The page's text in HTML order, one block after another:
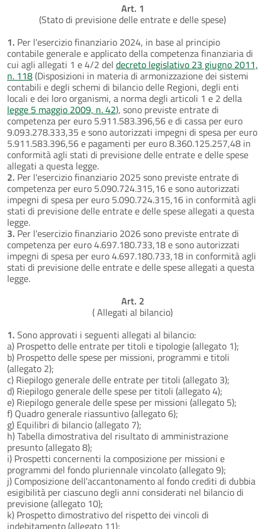
Art. 1
(Stato di previsione delle entrate e delle spese)
1. Per l'esercizio finanziario 2024, in base al principio
contabile generale e applicato della competenza finanziaria di
cui agli allegati 1 e 4/2 del decreto legislativo 23 giugno 2011,
n. 118(Disposizioni in materia di armonizzazione dei sistemi
contabili e degli schemi di bilancio delle Regioni, degli enti
locali e dei loro organismi, a norma degli articoli 1 e 2 della
legge 5 maggio 2009, n. 42), sono previste entrate di
competenza per euro 5.911.583.396,56 e di cassa per euro
9.093.278.333,35 e sono autorizzati impegni di spesa per euro
5.911.583.396,56 e pagamenti per euro 8.360.125.257,48 in
conformità agli stati di previsione delle entrate e delle spese
allegati a questa legge.
2. Per l'esercizio finanziario 2025 sono previste entrate di
competenza per euro 5.090.724.315,16 e sono autorizzati
impegni di spesa per euro 5.090.724.315,16 in conformità agli
stati di previsione delle entrate e delle spese allegati a questa
legge.
3. Per l'esercizio finanziario 2026 sono previste entrate di
competenza per euro 4.697.180.733,18 e sono autorizzati
impegni di spesa per euro 4.697.180.733,18 in conformità agli
stati di previsione delle entrate e delle spese allegati a questa
legge.
Art. 2
( Allegati al bilancio)
1. Sono approvati i seguenti allegati al bilancio:
a) Prospetto delle entrate per titoli e tipologie (allegato 1);
b) Prospetto delle spese per missioni, programmi e titoli
(allegato 2);
c) Riepilogo generale delle entrate per titoli (allegato 3);
d) Riepilogo generale delle spese per titoli (allegato 4);
e) Riepilogo generale delle spese per missioni (allegato 5);
f) Quadro generale riassuntivo (allegato 6);
g) Equilibri di bilancio (allegato 7);
h) Tabella dimostrativa del risultato di amministrazione
presunto (allegato 8);
i) Prospetti concernenti la composizione per missioni e
programmi del fondo pluriennale vincolato (allegato 9);
j) Composizione dell'accantonamento al fondo crediti di dubbia
esigibilità per ciascuno degli anni considerati nel bilancio di
previsione (allegato 10);
k) Prospetto dimostrativo del rispetto dei vincoli di
indebitamento (allegato 11);